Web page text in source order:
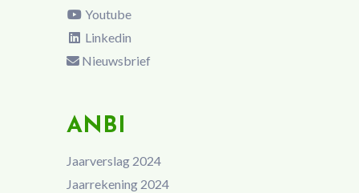
Youtube
Linkedin
Nieuwsbrief
ANBI
Jaarverslag 2024
Jaarrekening 2024